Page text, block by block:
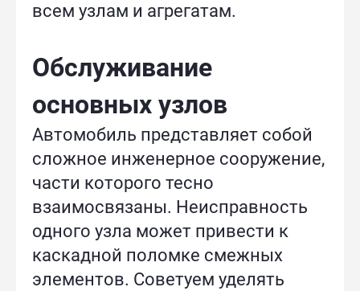
всем узлам и агрегатам.
Обслуживание
основных узлов
Автомобиль представляет собой
сложное инженерное сооружение,
части которого тесно
взаимосвязаны. Неисправность
одного узла может привести к
каскадной поломке смежных
элементов. Советуем уделять